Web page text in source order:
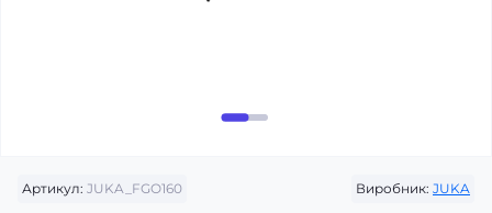
Артикул: JUKA_FGO160 Виробник: JUKA